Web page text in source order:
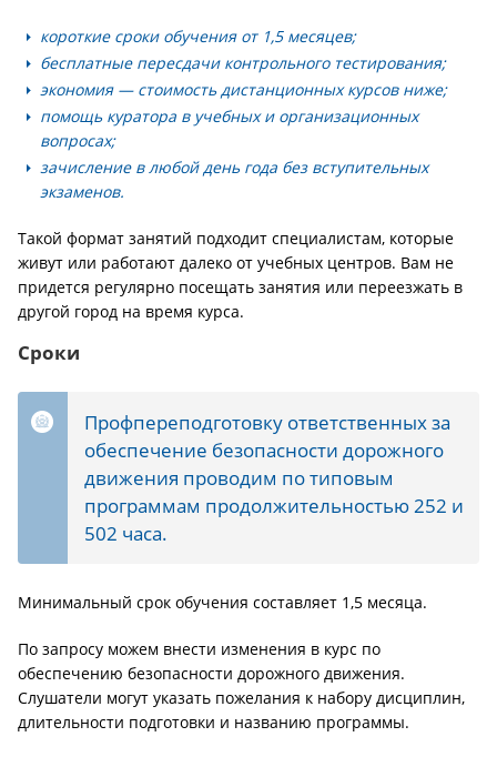
короткие сроки обучения от 1,5 месяцев;
бесплатные пересдачи контрольного тестирования;
экономия — стоимость дистанционных курсов ниже;
помощь куратора в учебных и организационных
вопросах;
зачисление в любой день года без вступительных
экзаменов.
Такой формат занятий подходит специалистам, которые
живут или работают далеко от учебных центров. Вам не
придется регулярно посещать занятия или переезжать в
другой город на время курса.
Сроки
Профпереподготовку ответственных за
обеспечение безопасности дорожного
движения проводим по типовым
программам продолжительностью 252 и
502 часа.
Минимальный срок обучения составляет 1,5 месяца.
По запросу можем внести изменения в курс по
обеспечению безопасности дорожного движения.
Слушатели могут указать пожелания к набору дисциплин,
длительности подготовки и названию программы.